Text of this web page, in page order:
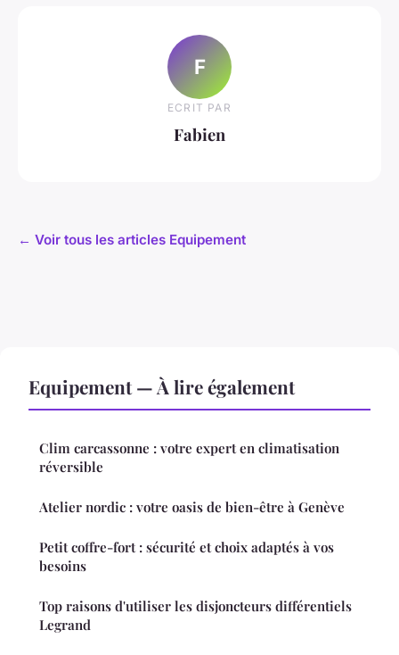
F
ECRIT PAR
Fabien
← Voir tous les articles Equipement
Equipement — À lire également
Clim carcassonne : votre expert en climatisation
réversible
Atelier nordic : votre oasis de bien-être à Genève
Petit coffre-fort : sécurité et choix adaptés à vos
besoins
Top raisons d'utiliser les disjoncteurs différentiels
Legrand